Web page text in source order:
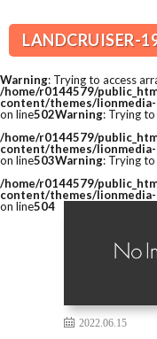
LANDCRUISER-
Warning: Trying to access
/home/r0144579/
content/themes/
on line502Warning: Trying
/home/r0144579/
content/themes/
on line503Warning: Trying
/home/r0144579/
content/themes/
on line504
2022.06.15